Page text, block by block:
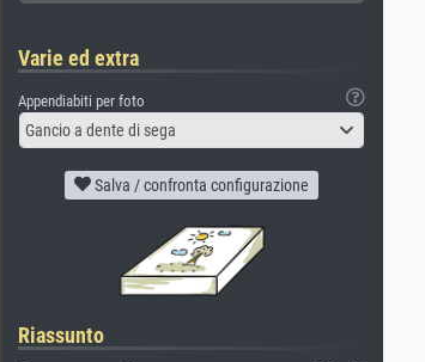
Varie ed extra
Appendiabiti per foto
Gancio a dente di sega
Salva / confronta configurazione
Riassunto